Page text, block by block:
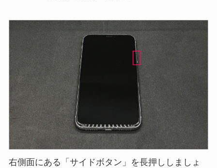
右側面にある「サイドボタン」を長押ししましょ